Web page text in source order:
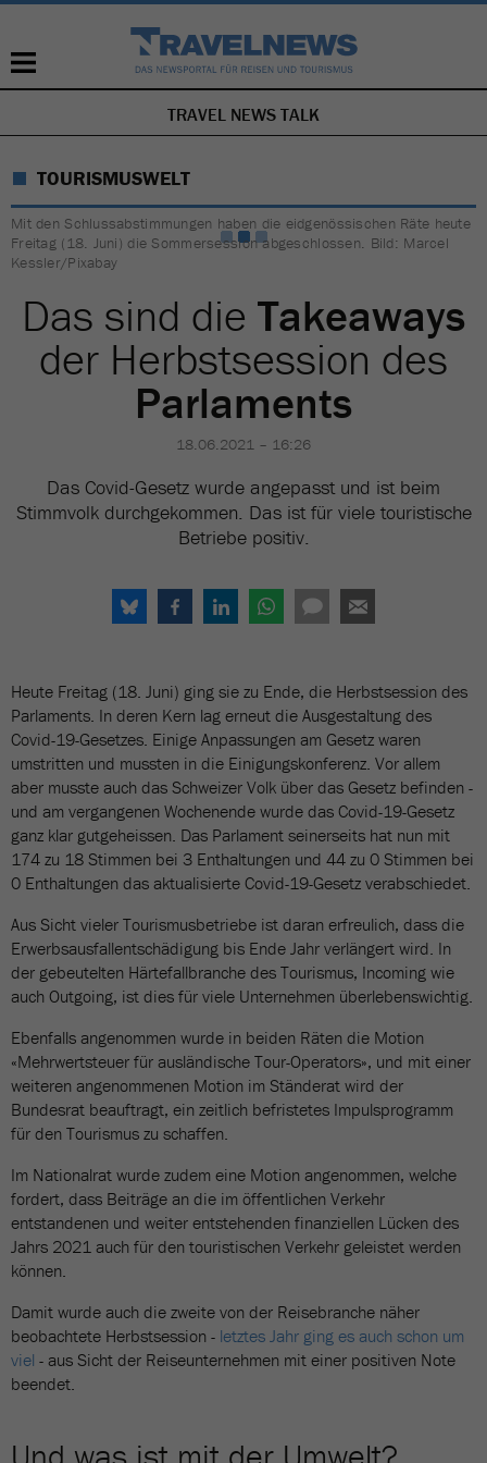
NAVIGATION
ÜBERSPRINGEN
TRAVEL NEWS TALK
TOURISMUSWELT
Mit den Schlussabstimmungen haben die eidgenössischen Räte heute
Freitag (18. Juni) die Sommersession abgeschlossen. Bild: Marcel
Kessler/Pixabay
Das sind die Takeaways
der Herbstsession des
Parlaments
18.06.2021 – 16:26
Das Covid-Gesetz wurde angepasst und ist beim
Stimmvolk durchgekommen. Das ist für viele touristische
Betriebe positiv.
Heute Freitag (18. Juni) ging sie zu Ende, die Herbstsession des
Parlaments. In deren Kern lag erneut die Ausgestaltung des
Covid-19-Gesetzes. Einige Anpassungen am Gesetz waren
umstritten und mussten in die Einigungskonferenz. Vor allem
aber musste auch das Schweizer Volk über das Gesetz befinden -
und am vergangenen Wochenende wurde das Covid-19-Gesetz
ganz klar gutgeheissen. Das Parlament seinerseits hat nun mit
174 zu 18 Stimmen bei 3 Enthaltungen und 44 zu 0 Stimmen bei
0 Enthaltungen das aktualisierte Covid-19-Gesetz verabschiedet.
Aus Sicht vieler Tourismusbetriebe ist daran erfreulich, dass die
Erwerbsausfallentschädigung bis Ende Jahr verlängert wird. In
der gebeutelten Härtefallbranche des Tourismus, Incoming wie
auch Outgoing, ist dies für viele Unternehmen überlebenswichtig.
Ebenfalls angenommen wurde in beiden Räten die Motion
«Mehrwertsteuer für ausländische Tour-Operators», und mit einer
weiteren angenommenen Motion im Ständerat wird der
Bundesrat beauftragt, ein zeitlich befristetes Impulsprogramm
für den Tourismus zu schaffen.
Im Nationalrat wurde zudem eine Motion angenommen, welche
fordert, dass Beiträge an die im öffentlichen Verkehr
entstandenen und weiter entstehenden finanziellen Lücken des
Jahrs 2021 auch für den touristischen Verkehr geleistet werden
können.
Damit wurde auch die zweite von der Reisebranche näher
beobachtete Herbstsession - letztes Jahr ging es auch schon um
viel - aus Sicht der Reiseunternehmen mit einer positiven Note
beendet.